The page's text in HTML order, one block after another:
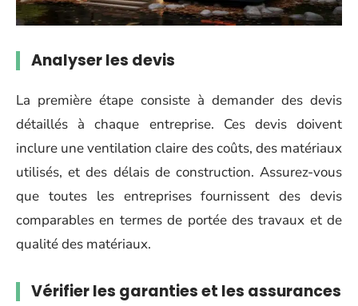
Analyser les devis
La première étape consiste à demander des devis
détaillés à chaque entreprise. Ces devis doivent
inclure une ventilation claire des coûts, des matériaux
utilisés, et des délais de construction. Assurez-vous
que toutes les entreprises fournissent des devis
comparables en termes de portée des travaux et de
qualité des matériaux.
Vérifier les garanties et les assurances